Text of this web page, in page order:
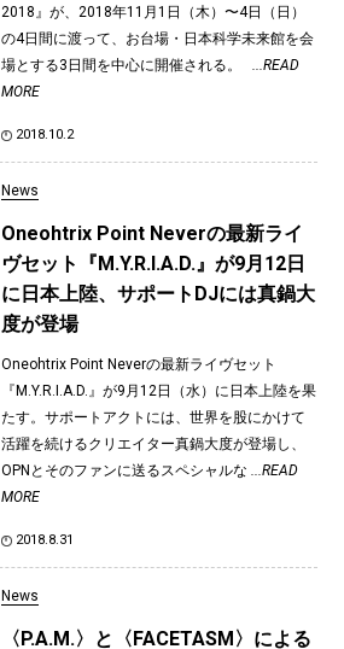
2018』が、2018年11月1日（木）〜4日（日）
の4日間に渡って、お台場・日本科学未来館を会
場とする3日間を中心に開催される。
...READ
MORE
2018.10.2
News
Oneohtrix Point Neverの最新ライ
ヴセット『M.Y.R.I.A.D.』が9月12日
に日本上陸、サポートDJには真鍋大
度が登場
Oneohtrix Point Neverの最新ライヴセット
『M.Y.R.I.A.D.』が9月12日（水）に日本上陸を果
たす。サポートアクトには、世界を股にかけて
活躍を続けるクリエイター真鍋大度が登場し、
OPNとそのファンに送るスペシャルな ...READ
MORE
2018.8.31
News
〈P.A.M.〉と〈FACETASM〉による